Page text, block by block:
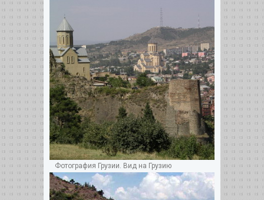
Фотография Грузии. Вид на Грузию